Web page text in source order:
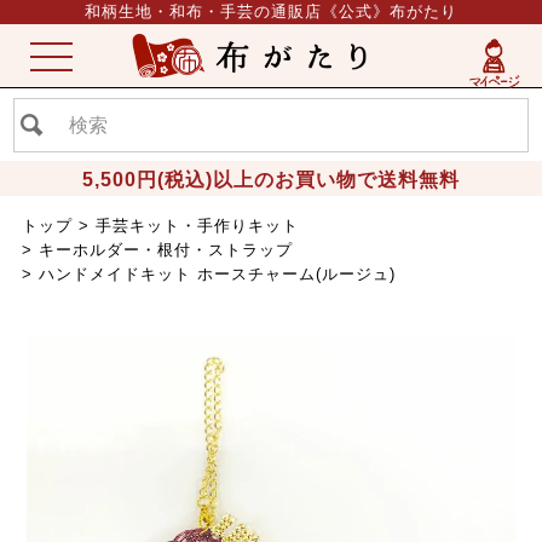
和柄生地・和布・手芸の通販店《公式》布がたり
5,500円(税込)以上のお買い物で送料無料
ME
NU
トップ
手芸キット・手作りキット
キーホルダー・根付・ストラップ
ハンドメイドキット ホースチャーム(ルージュ)